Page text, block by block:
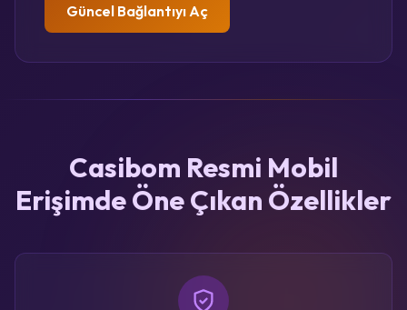
Güncel Bağlantıyı Aç
Casibom Resmi Mobil
Erişimde Öne Çıkan Özellikler